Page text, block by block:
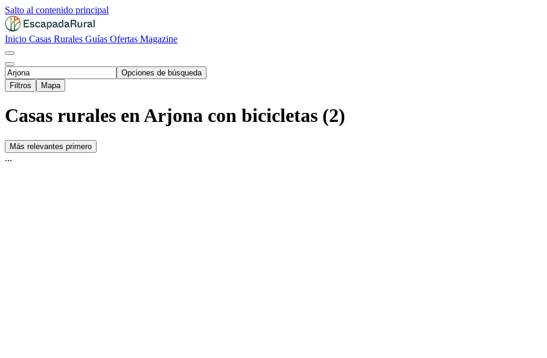
Salto al contenido principal
Inicio Casas Rurales Guías Ofertas Magazine
Opciones de búsqueda
Filtros
Mapa
Casas rurales en Arjona con bicicletas (2)
Más relevantes primero
...